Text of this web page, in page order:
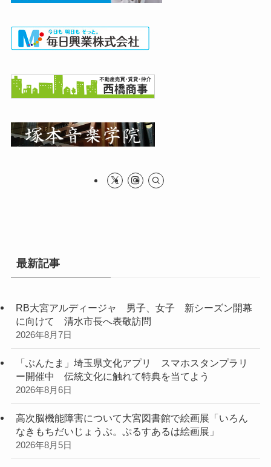
最新記事
RB大宮アルディージャ 男子、女子 新シーズン開幕
に向けて 清水市長へ表敬訪問
2026年8月7日
「ぶんたま」埼玉県文化アプリ スマホスタンプラリ
ー開催中 伝統文化に触れて特典を当てよう
2026年8月6日
高次脳機能障害について大宮図書館で絵画展「いろん
なきもちだいじょうぶ。ぷるすあるは絵画展」
2026年8月5日